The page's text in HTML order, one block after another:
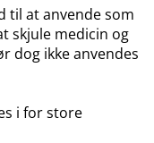
til at anvende som
skjule medicin og
dog ikke anvendes
i for store